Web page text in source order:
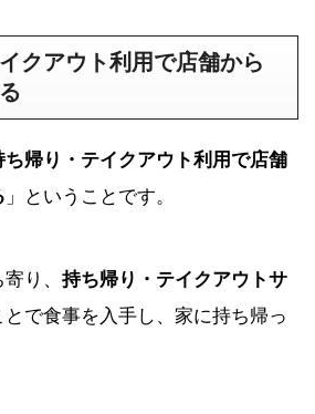
クアウト利用で店舗から
ち帰り・テイクアウト利用で店舗
」ということです。
り、 持ち帰り・テイクアウトサ
とで食事を入手し、家に持ち帰っ